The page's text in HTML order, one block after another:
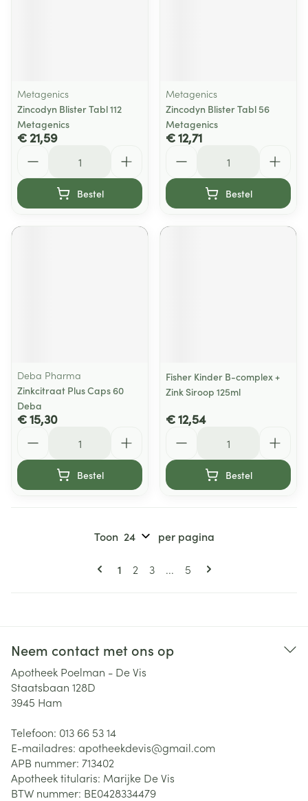
Metagenics
Zincodyn Blister Tabl 112
Metagenics
€ 21,59
Bestel
Metagenics
Zincodyn Blister Tabl 56
Metagenics
€ 12,71
Bestel
Deba Pharma
Zinkcitraat Plus Caps 60
Deba
€ 15,30
Bestel
Fisher Kinder B-complex +
Zink Siroop 125ml
€ 12,54
Bestel
Pagina's
U lees momenteel pagina
1 Pagina
2 Pagina
3 ... Pagina
5
Toon per pagina
Neem contact met ons op
Apotheek Poelman - De Vis
Staatsbaan 128D
3945 Ham
Telefoon: 013 66 53 14
E-mailadres: apotheekdevis@gmail.com
APB nummer: 713402
Apotheek titularis: Marijke De Vis
BTW nummer: BE0428334479